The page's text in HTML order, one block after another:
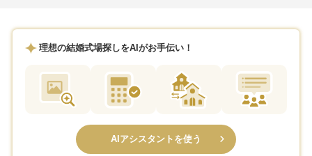
理想の結婚式場探しをAIがお手伝い！
AIアシスタントを使う